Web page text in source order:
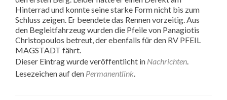
Hinterrad und konnte seine starke Form nicht bis zum
Schluss zeigen. Er beendete das Rennen vorzeitig. Aus
den Begleitfahrzeug wurden die Pfeile von Panagiotis
Christopoulos betreut, der ebenfalls für den RV PFEIL
MAGSTADT fährt.
Dieser Eintrag wurde veröffentlicht in Nachrichten.
Lesezeichen auf den Permanentlink.